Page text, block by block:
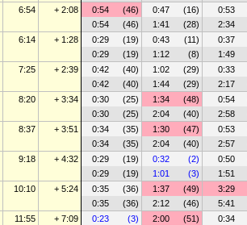
6:54 + 2:08 0:54 (46) 0:47 (16) 0:53
0:54 (46) 1:41 (28) 2:34
6:14 + 1:28 0:29 (19) 0:43 (11) 0:37
0:29 (19) 1:12 (8) 1:49
7:25 + 2:39 0:42 (40) 1:02 (29) 0:33
0:42 (40) 1:44 (29) 2:17
8:20 + 3:34 0:30 (25) 1:34 (48) 0:54
0:30 (25) 2:04 (40) 2:58
8:37 + 3:51 0:34 (35) 1:30 (47) 0:53
0:34 (35) 2:04 (40) 2:57
9:18 + 4:32 0:29 (19) 0:32 (2) 0:50
0:29 (19) 1:01 (3) 1:51
10:10 + 5:24 0:35 (36) 1:37 (49) 3:29
0:35 (36) 2:12 (46) 5:41
11:55 + 7:09 0:23 (3) 2:00 (51) 0:34